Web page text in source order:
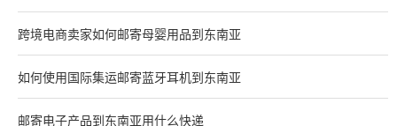
跨境电商卖家如何邮寄母婴用品到东南亚
如何使用国际集运邮寄蓝牙耳机到东南亚
邮寄电子产品到东南亚用什么快递